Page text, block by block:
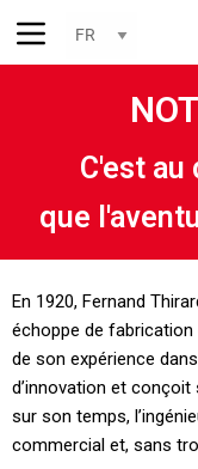
C'est au
que
En 1920, Fernand
échoppe de
de son expérience
d’innovation et
sur son temps,
commercial et, sans